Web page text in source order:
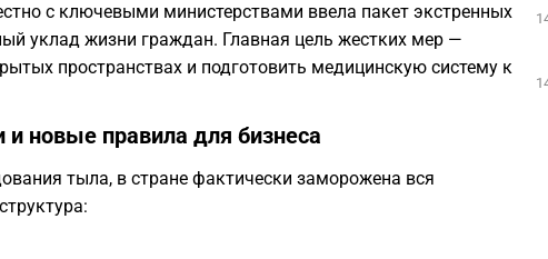
с ключевыми министерствами ввела пакет экстренных
уклад жизни граждан. Главная цель жестких мер —
пространствах и подготовить медицинскую систему к
и новые правила для бизнеса
тыла, в стране фактически заморожена вся